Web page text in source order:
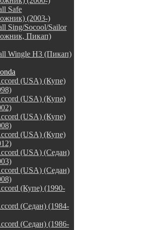
Safe
(2003-)
Sing/Socool/Sailor
Пикап)
Wingle H3 (Пикап)
(USA) (Купе)
(USA) (Купе)
(USA) (Купе)
(USA) (Купе)
(USA) (Седан)
(USA) (Седан)
(Купе) (1990-
(Седан) (1984-
(Седан) (1986-